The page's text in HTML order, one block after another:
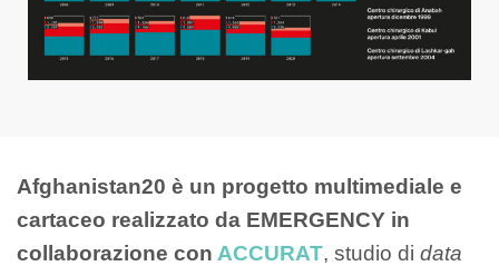
Afghanistan20 è un progetto multimediale e
cartaceo realizzato da EMERGENCY in
collaborazione con ACCURAT, studio di data